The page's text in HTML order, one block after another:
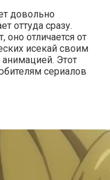
довольно
оттуда сразу.
оно отличается от
исекай своим
Этот
сериалов